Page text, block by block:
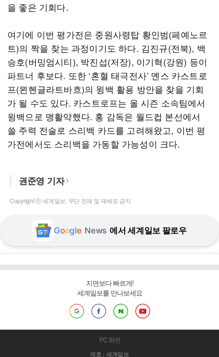
을 좋은 기회다.
여기에 이번 평가전은 중원사령탑 황인범(페예노르
트)의 짝을 찾는 과정이기도 하다. 김진규(전북), 백
승호(버밍엄시티), 박진섭(저장), 이기혁(강원) 등이
파트너 후보다. 또한 ‘혼혈 태극전사’ 옌스 카스트로
프(묀헨글라트바흐)의 윙백 활용 방안을 찾을 기회
가 될 수도 있다. 카스트로프는 올 시즌 소속팀에서
윙백으로 맹활약했다. 홍 감독은 월드컵 본선에서
쓸 주력 전술로 스리백 카드를 고려해왔고, 이번 평
가전에서도 스리백을 가동할 가능성이 크다.
권준영 기자
Copyright ⓒ 세계일보. 무단 전재 및 재배포 금지
Google News 에서 세계일보 팔로우
지면보다 빠르게!
세계일보를 만나보세요
PC 화면
제호 : 세계일보